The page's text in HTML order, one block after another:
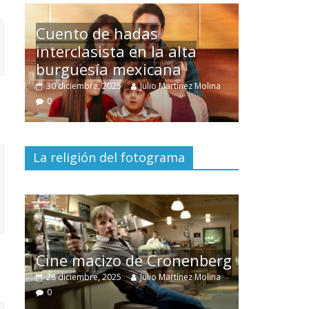
Un hombre entre dos
mundos
15 mayo, 2026 Julio Martínez Molina 0
La religión del fotograma
El documentalNuestra
tierray el despojo de los
pueblos originarios
30 junio, 2026 Julio Martínez Molina 0